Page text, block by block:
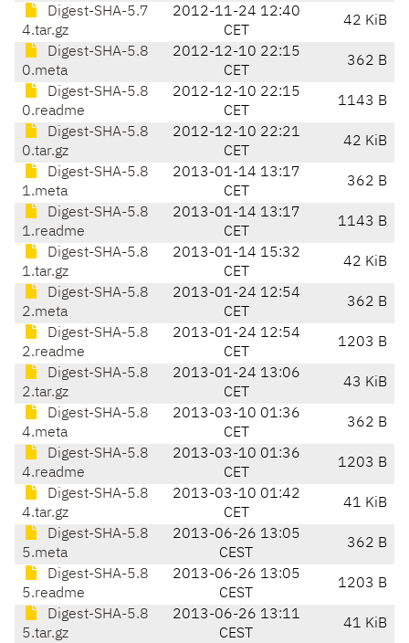
Digest-SHA-5.7
4.tar.gz
2012-11-24 12:40
CET
42 KiB
Digest-SHA-5.8
0.meta
2012-12-10 22:15
CET
362 B
Digest-SHA-5.8
0.readme
2012-12-10 22:15
CET
1143 B
Digest-SHA-5.8
0.tar.gz
2012-12-10 22:21
CET
42 KiB
Digest-SHA-5.8
1.meta
2013-01-14 13:17
CET
362 B
Digest-SHA-5.8
1.readme
2013-01-14 13:17
CET
1143 B
Digest-SHA-5.8
1.tar.gz
2013-01-14 15:32
CET
42 KiB
Digest-SHA-5.8
2.meta
2013-01-24 12:54
CET
362 B
Digest-SHA-5.8
2.readme
2013-01-24 12:54
CET
1203 B
Digest-SHA-5.8
2.tar.gz
2013-01-24 13:06
CET
43 KiB
Digest-SHA-5.8
4.meta
2013-03-10 01:36
CET
362 B
Digest-SHA-5.8
4.readme
2013-03-10 01:36
CET
1203 B
Digest-SHA-5.8
4.tar.gz
2013-03-10 01:42
CET
41 KiB
Digest-SHA-5.8
5.meta
2013-06-26 13:05
CEST
362 B
Digest-SHA-5.8
5.readme
2013-06-26 13:05
CEST
1203 B
Digest-SHA-5.8
5.tar.gz
2013-06-26 13:11
CEST
41 KiB